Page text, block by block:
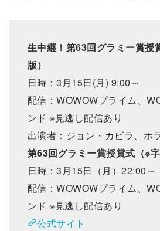
生中継！第63回グラミー賞授
版）
日時：3月15日(月) 9:00～
配信：WOWOWプライム、
ンド ※見逃し配信あり
出演者：ジョン・カビラ、ホ
第63回グラミー賞授賞式（※字
日時：3月15日（月）22:00～
配信：WOWOWプライム、
ンド ※見逃し配信あり
公式サイト